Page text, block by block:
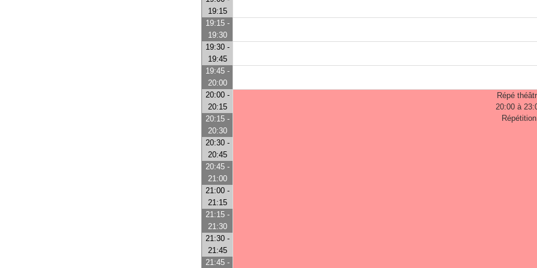
19:15
19:15 -
19:30
19:30 -
19:45
19:45 -
20:00
20:00 -
20:15
Répé
20:00 à
Répétition
20:15 -
20:30
20:30 -
20:45
20:45 -
21:00
21:00 -
21:15
21:15 -
21:30
21:30 -
21:45
21:45 -